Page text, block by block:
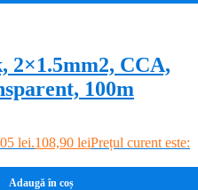
2×1.5mm2, CCA,
100m
lei.108,90 leiPrețul curent este:
Adaugă în coș